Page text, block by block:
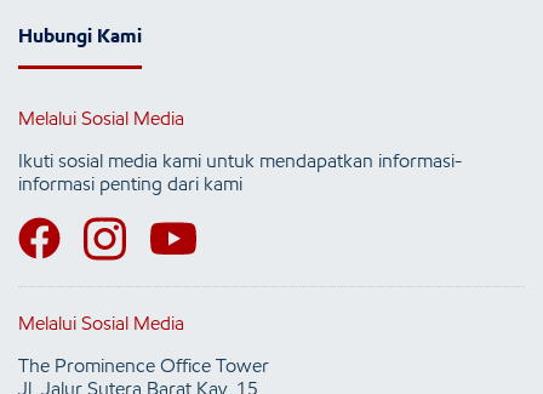
Hubungi Kami
Melalui Sosial Media
Ikuti sosial media kami untuk mendapatkan informasi-
informasi penting dari kami
Melalui Sosial Media
The Prominence Office Tower
Jl. Jalur Sutera Barat Kav. 15,